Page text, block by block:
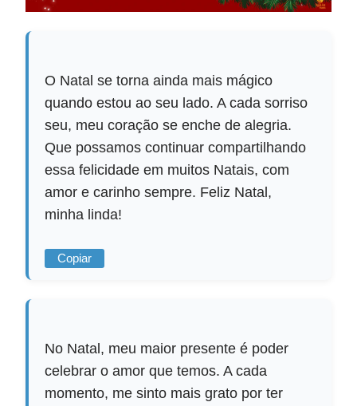
O Natal se torna ainda mais mágico
quando estou ao seu lado. A cada sorriso
seu, meu coração se enche de alegria.
Que possamos continuar compartilhando
essa felicidade em muitos Natais, com
amor e carinho sempre. Feliz Natal,
minha linda!
Copiar
No Natal, meu maior presente é poder
celebrar o amor que temos. A cada
momento, me sinto mais grato por ter